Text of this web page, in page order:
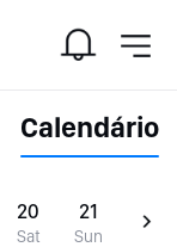
Calendário
20
Sat
21
Sun